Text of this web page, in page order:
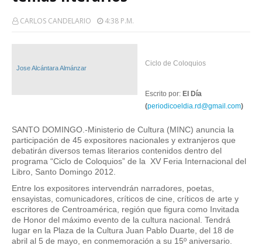
CARLOS CANDELARIO 4:38 P.m.
Jose Alcántara Almánzar
Ciclo de Coloquios
Escrito por: El Día
(periodicoeldia.rd@gmail.com)
SANTO DOMINGO.-Ministerio de Cultura (MINC) anuncia la
participación de 45 expositores nacionales y extranjeros que
debatirán diversos temas literarios contenidos dentro del
programa “Ciclo de Coloquios” de la XV Feria Internacional del
Libro, Santo Domingo 2012.
Entre los expositores intervendrán narradores, poetas,
ensayistas, comunicadores, críticos de cine, críticos de arte y
escritores de Centroamérica, región que figura como Invitada
de Honor del máximo evento de la cultura nacional. Tendrá
lugar en la Plaza de la Cultura Juan Pablo Duarte, del 18 de
abril al 5 de mayo, en conmemoración a su 15º aniversario.